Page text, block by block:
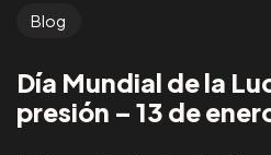
Blog
Día Mundial de la
presión – 13 de